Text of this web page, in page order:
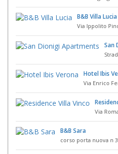
B&B Villa Lucia
Via Ippolito
San
Hotel Ibis
Via Enrico
Via
B&B Sara
corso porta nuova n